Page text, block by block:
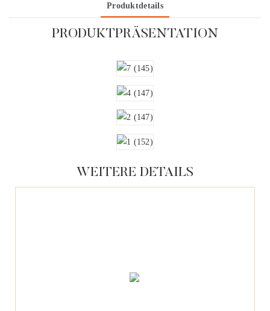
Produktdetails
PRODUKTPRÄSENTATION
WEITERE DETAILS